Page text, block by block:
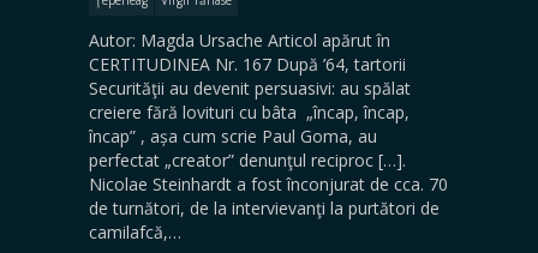
Autor: Magda Ursache Articol apărut în
CERTITUDINEA Nr. 167 După ’64, tartorii
Securităţii au devenit persuasivi: au spălat
creiere fără lovituri cu bâta „încap, încap,
încap” , așa cum scrie Paul Goma, au
perfectat „creator” denunţul reciproc […].
Nicolae Steinhardt a fost înconjurat de cca. 70
de turnători, de la intervievanţi la purtători de
camilafcă,…